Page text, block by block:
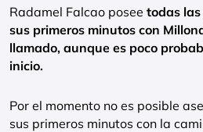
Radamel Falcao posee todas
sus primeros minutos con
llamado, aunque es poco
inicio.
Por el momento no es posible
sus primeros minutos con la